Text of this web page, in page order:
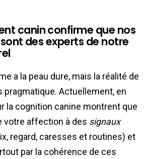
canin confirme que nos
des experts de notre
a la peau dure, mais la réalité de
pragmatique. Actuellement, en
la cognition canine montrent que
votre affection à des signaux
regard, caresses et routines) et
par la cohérence de ces